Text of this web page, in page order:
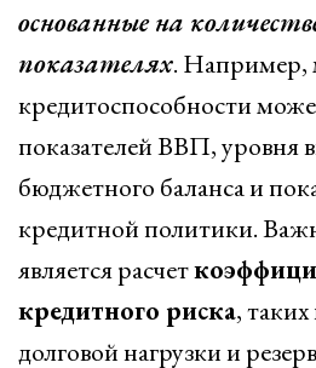
основанные на
показателях. Например,
кредитоспособности
показателей ВВП, уровня
бюджетного баланса и
кредитной политики.
является расчет
кредитного риска,
долговой нагрузки и